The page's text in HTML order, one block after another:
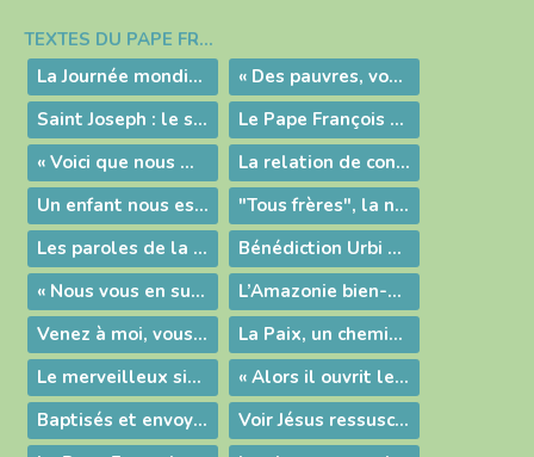
Navigation
TEXTES DU PAPE FRANÇOIS
La Journée mondiale des Malades
« Des pauvres, vous en aurez toujours avec vous. »
Saint Joseph : le songe de la vocation
Le Pape François en Irak
« Voici que nous montons à Jérusalem… » : le message du Pape pour le carême
La relation de confiance à la base du soin des malades, message du Pape pour la journée mondiale des malades
Un enfant nous est né, un fils nous a été donné !
"Tous frères", la nouvelle encyclique du Pape François !
Les paroles de la vocation
Bénédiction Urbi et Orbi du 27 mars 2020
« Nous vous en supplions au nom du Christ, laissez-vous réconcilier avec Dieu » (2Co 5, 20)
L’Amazonie bien-aimée
Venez à moi, vous tous qui peinez et ployez sous le fardeau, et moi je vous soulagerai
La Paix, un chemin d'espérance
Le merveilleux signe de la crèche
« Alors il ouvrit leur intelligence à la compréhension des Écritures »
Baptisés et envoyés : l’Église du Christ en mission dans le monde
Voir Jésus ressuscité, et devenir témoins de sa résurrection